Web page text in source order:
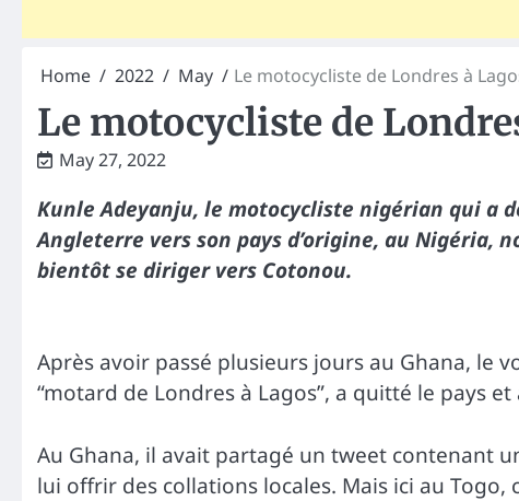
Home 2022 May Le motocycliste de Londres à
Le motocycliste de
May 27, 2022
Kunle Adeyanju, le motocycliste nigérian qui a
Angleterre vers son pays d’origine, au Nigéria,
bientôt se diriger vers Cotonou.
Après avoir passé plusieurs jours au Ghana, le
“motard de Londres à Lagos”, a quitté le pays
Au Ghana, il avait partagé un tweet contenant
lui offrir des collations locales. Mais ici au Togo,